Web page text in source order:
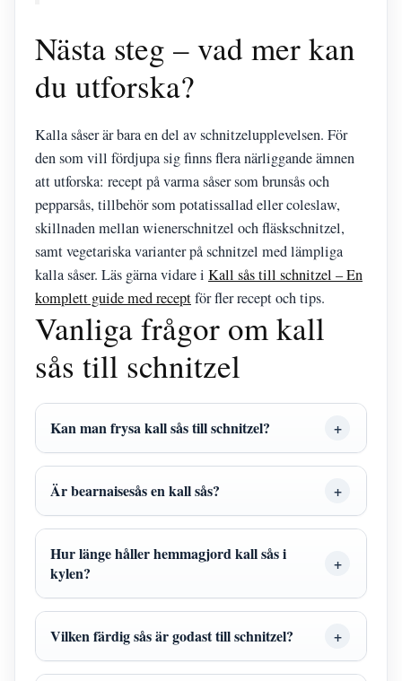
Nästa steg – vad mer kan
du utforska?
Kalla såser är bara en del av schnitzelupplevelsen. För
den som vill fördjupa sig finns flera närliggande ämnen
att utforska: recept på varma såser som brunsås och
pepparsås, tillbehör som potatissallad eller coleslaw,
skillnaden mellan wienerschnitzel och fläskschnitzel,
samt vegetariska varianter på schnitzel med lämpliga
kalla såser. Läs gärna vidare i Kall sås till schnitzel – En
komplett guide med receptför fler recept och tips.
Vanliga frågor om kall
sås till schnitzel
Kan man frysa kall sås till schnitzel?
Är bearnaisesås en kall sås?
Hur länge håller hemmagjord kall sås i
kylen?
Vilken färdig sås är godast till schnitzel?